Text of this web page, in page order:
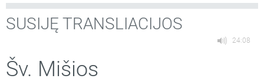
SUSIJĘ TRANSLIACIJOS
24:08
Šv. Mišios